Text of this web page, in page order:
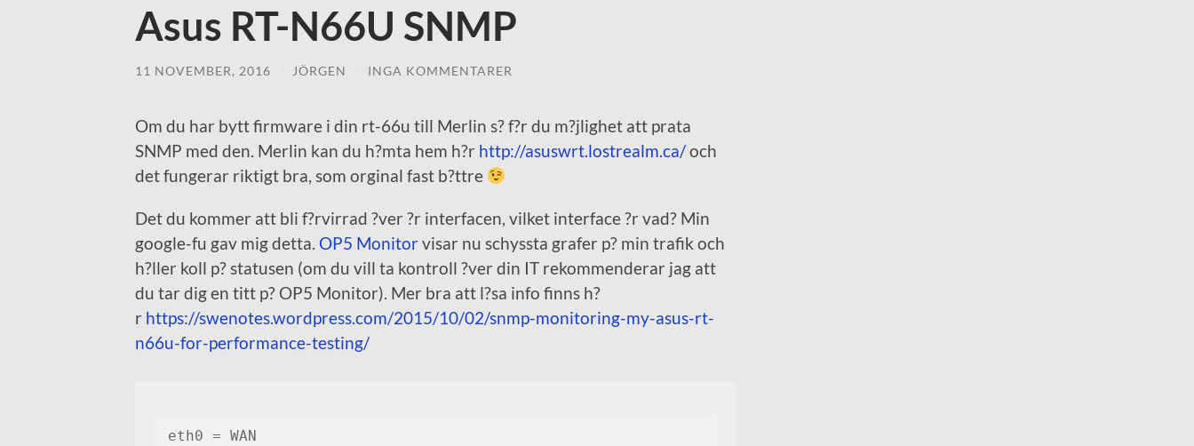
Asus RT-N66U SNMP
11 NOVEMBER, 2016 JÖRGEN INGA KOMMENTARER
Om du har bytt firmware i din rt-66u till Merlin s? f?r du m?jlighet att prata
SNMP med den. Merlin kan du h?mta hem h?r http://asuswrt.lostrealm.ca/och
det fungerar riktigt bra, som orginal fast b?ttre
Det du kommer att bli f?rvirrad ?ver ?r interfacen, vilket interface ?r vad? Min
google-fu gav mig detta. OP5 Monitorvisar nu schyssta grafer p? min trafik och
h?ller koll p? statusen (om du vill ta kontroll ?ver din IT rekommenderar jag att
du tar dig en titt p? OP5 Monitor). Mer bra att l?sa info finns h?
r https://swenotes.wordpress.com/2015/10/02/snmp-monitoring-my-asus-rt-
n66u-for-performance-testing/
eth0 = WAN